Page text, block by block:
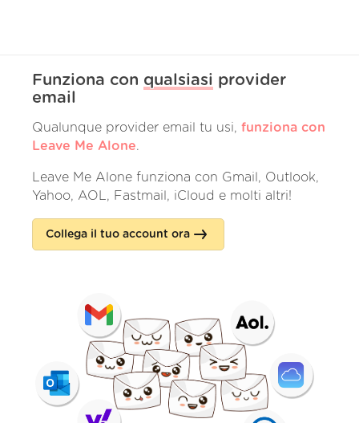
Funziona con qualsiasi provider
email
Qualunque provider email tu usi, funziona con
Leave Me Alone.
Leave Me Alone funziona con Gmail, Outlook,
Yahoo, AOL, Fastmail, iCloud e molti altri!
Collega il tuo account ora